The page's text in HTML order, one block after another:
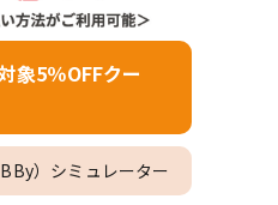
象5％OFFクー
）シミュレーター